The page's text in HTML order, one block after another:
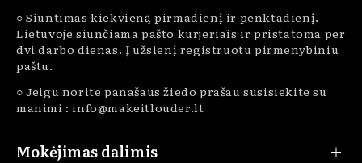
○ Siuntimas kiekvieną pirmadienį ir penktadienį.
Lietuvoje siunčiama pašto kurjeriais ir pristatoma per
dvi darbo dienas. Į užsienį registruotu pirmenybiniu
paštu.
○ Jeigu norite panašaus žiedo prašau susisiekite su
manimi : info@makeitlouder.lt
Mokėjimas dalimis